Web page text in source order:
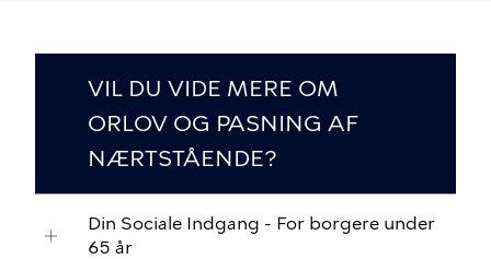
VIL DU VIDE MERE OM
ORLOV OG PASNING AF
NÆRTSTÅENDE?
Din Sociale Indgang - For borgere under
65 år